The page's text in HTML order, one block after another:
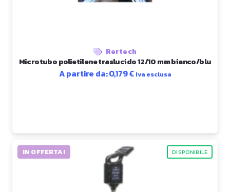
Rertech
Microtubo polietilene traslucido 12/10 mm bianco/blu
A partire da:0,179€ Iva esclusa
IN OFFERTA! DISPONIBILE